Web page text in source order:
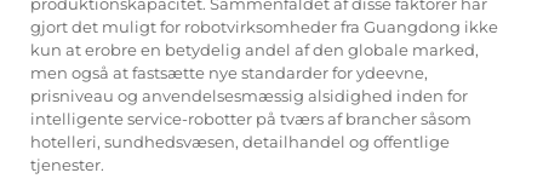
gjort det muligt for robotvirksomheder fra Guangdong ikke
kun at erobre en betydelig andel af den globale marked,
men også at fastsætte nye standarder for ydeevne,
prisniveau og anvendelsesmæssig alsidighed inden for
intelligente service-robotter på tværs af brancher såsom
hotelleri, sundhedsvæsen, detailhandel og offentlige
tjenester.